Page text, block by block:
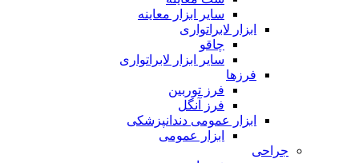
سایر ابزار معاینه
ابزار لابراتواری
چاقو
سایر ابزار لابراتواری
فرزها
فرز توربین
فرز آنگل
ابزار عمومی دندانپزشکی
ابزار عمومی
جراحی